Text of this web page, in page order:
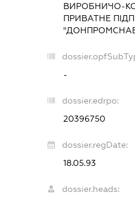
ВИРОБНИЧО-
ПРИВАТНЕ
-
dossier.edrpo:
20396750
dossier.regDate:
18.05.93
dossier.heads: